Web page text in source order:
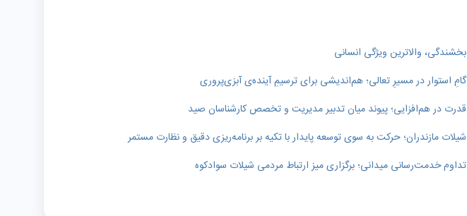
بخشندگی، والاترین ویژگی انسانی
گامِ استوار در مسیرِ تعالی؛ هم‌اندیشی برای ترسیمِ آینده‌ی آبزی‌پروری
قدرت در هم‌افزایی؛ پیوند میان تدبیر مدیریت و تخصص کارشناسان صید
شیلات مازندران؛ حرکت به سوی توسعه پایدار با تکیه بر برنامه‌ریزی دقیق و نظارت مستمر
تداوم خدمت‌رسانی میدانی؛ برگزاری میز ارتباط مردمی شیلات سوادکوه